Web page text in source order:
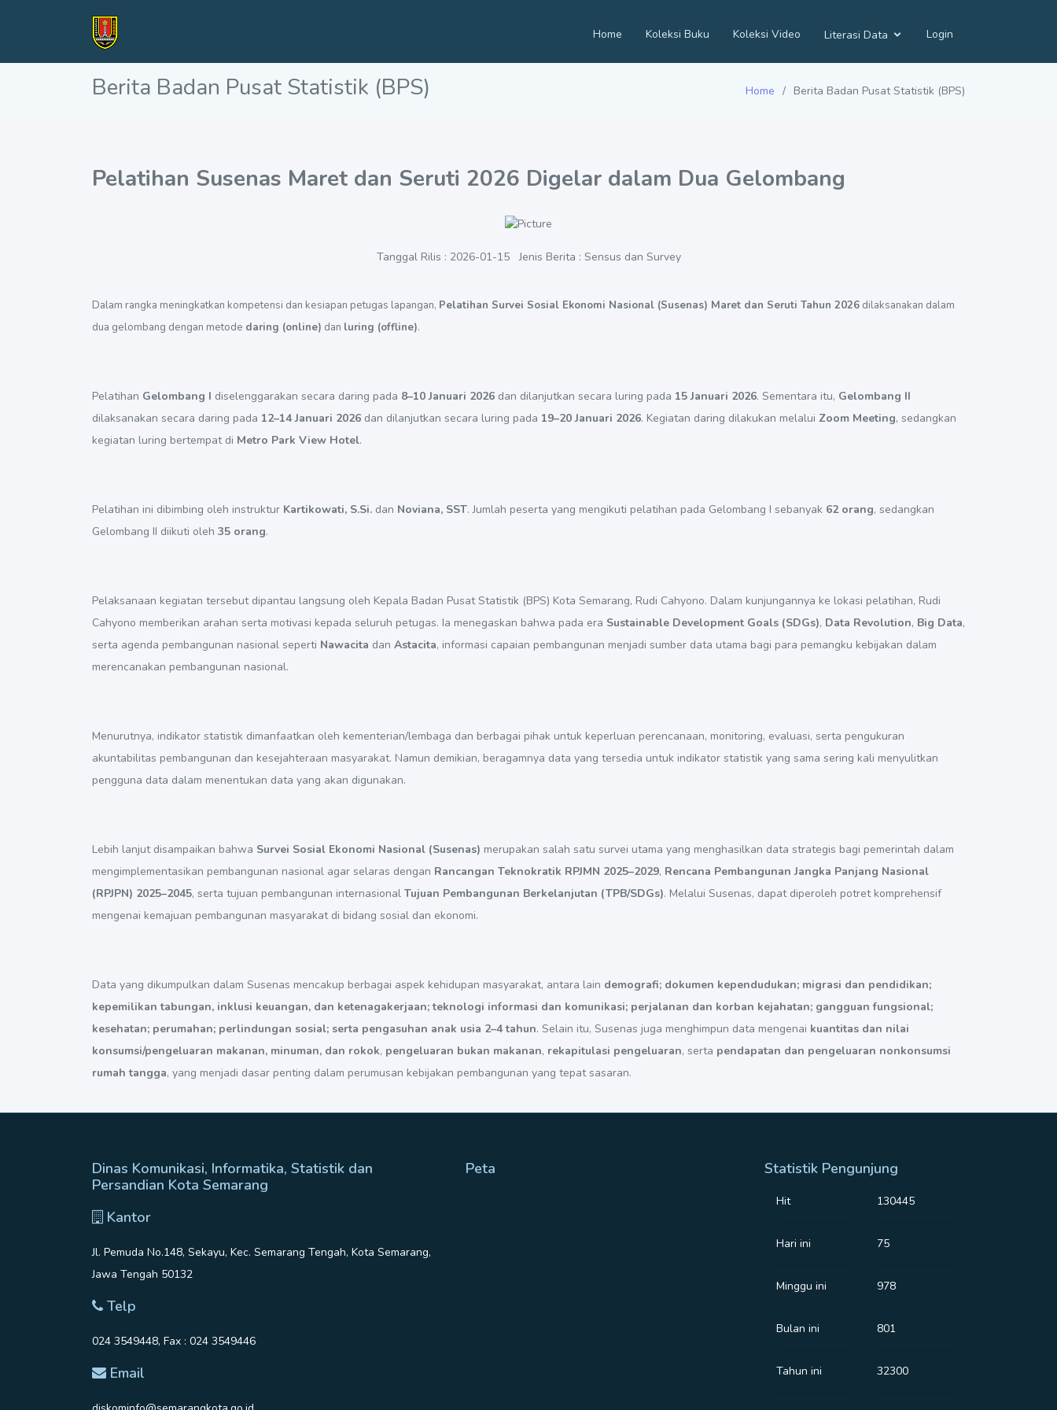
Home Koleksi Buku Koleksi Video Literasi Data Login
Berita Badan Pusat Statistik (BPS) Home Berita Badan Pusat Statistik (BPS)
Pelatihan Susenas Maret dan Seruti 2026 Digelar dalam Dua Gelombang
Tanggal Rilis : 2026-01-15 Jenis Berita : Sensus dan Survey
Dalam rangka meningkatkan kompetensi dan kesiapan petugas lapangan, Pelatihan Survei Sosial Ekonomi Nasional (Susenas) Maret dan Seruti Tahun 2026 dilaksanakan dalam
dua gelombang dengan metode daring (online) dan luring (offline).
Pelatihan Gelombang I diselenggarakan secara daring pada 8–10 Januari 2026 dan dilanjutkan secara luring pada 15 Januari 2026. Sementara itu, Gelombang II
dilaksanakan secara daring pada 12–14 Januari 2026 dan dilanjutkan secara luring pada 19–20 Januari 2026. Kegiatan daring dilakukan melalui Zoom Meeting, sedangkan
kegiatan luring bertempat di Metro Park View Hotel.
Pelatihan ini dibimbing oleh instruktur Kartikowati, S.Si. dan Noviana, SST. Jumlah peserta yang mengikuti pelatihan pada Gelombang I sebanyak 62 orang, sedangkan
Gelombang II diikuti oleh 35 orang.
Pelaksanaan kegiatan tersebut dipantau langsung oleh Kepala Badan Pusat Statistik (BPS) Kota Semarang, Rudi Cahyono. Dalam kunjungannya ke lokasi pelatihan, Rudi
Cahyono memberikan arahan serta motivasi kepada seluruh petugas. Ia menegaskan bahwa pada era Sustainable Development Goals (SDGs), Data Revolution, Big Data,
serta agenda pembangunan nasional seperti Nawacita dan Astacita, informasi capaian pembangunan menjadi sumber data utama bagi para pemangku kebijakan dalam
merencanakan pembangunan nasional.
Menurutnya, indikator statistik dimanfaatkan oleh kementerian/lembaga dan berbagai pihak untuk keperluan perencanaan, monitoring, evaluasi, serta pengukuran
akuntabilitas pembangunan dan kesejahteraan masyarakat. Namun demikian, beragamnya data yang tersedia untuk indikator statistik yang sama sering kali menyulitkan
pengguna data dalam menentukan data yang akan digunakan.
Lebih lanjut disampaikan bahwa Survei Sosial Ekonomi Nasional (Susenas) merupakan salah satu survei utama yang menghasilkan data strategis bagi pemerintah dalam
mengimplementasikan pembangunan nasional agar selaras dengan Rancangan Teknokratik RPJMN 2025–2029, Rencana Pembangunan Jangka Panjang Nasional
(RPJPN) 2025–2045, serta tujuan pembangunan internasional Tujuan Pembangunan Berkelanjutan (TPB/SDGs). Melalui Susenas, dapat diperoleh potret komprehensif
mengenai kemajuan pembangunan masyarakat di bidang sosial dan ekonomi.
Data yang dikumpulkan dalam Susenas mencakup berbagai aspek kehidupan masyarakat, antara lain demografi; dokumen kependudukan; migrasi dan pendidikan;
kepemilikan tabungan, inklusi keuangan, dan ketenagakerjaan; teknologi informasi dan komunikasi; perjalanan dan korban kejahatan; gangguan fungsional;
kesehatan; perumahan; perlindungan sosial; serta pengasuhan anak usia 2–4 tahun. Selain itu, Susenas juga menghimpun data mengenai kuantitas dan nilai
konsumsi/pengeluaran makanan, minuman, dan rokok, pengeluaran bukan makanan, rekapitulasi pengeluaran, serta pendapatan dan pengeluaran nonkonsumsi
rumah tangga, yang menjadi dasar penting dalam perumusan kebijakan pembangunan yang tepat sasaran.
Dinas Komunikasi, Informatika, Statistik dan
Persandian Kota Semarang
Kantor
Jl. Pemuda No.148, Sekayu, Kec. Semarang Tengah, Kota Semarang,
Jawa Tengah 50132
Telp
024 3549448, Fax : 024 3549446
Email
Peta Statistik Pengunjung
Hit
Hari ini
Minggu ini
Bulan ini
Tahun ini
130445
75
978
801
32300